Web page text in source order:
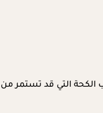
الكحة التي قد تستمر من